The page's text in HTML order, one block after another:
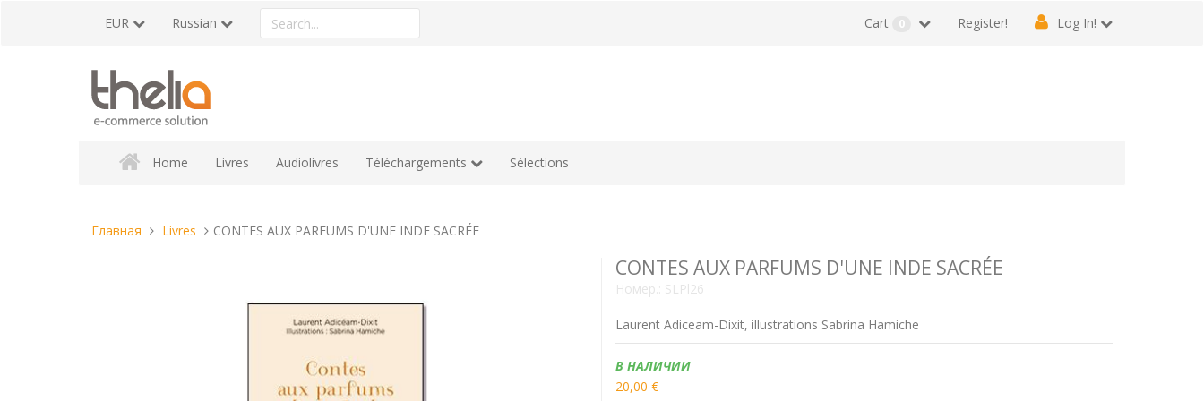
EUR Russian
Search
a
Register! Log In!
Cart 0
Home Livres Audiolivres Téléchargements Sélections
Вы
Главная Livres CONTES AUX PARFUMS D'UNE INDE SACRÉE
CONTES AUX PARFUMS D'UNE INDE SACRÉE
Номер.: SLPl26
Laurent Adiceam-Dixit, illustrations Sabrina Hamiche
Наличие:
В НАЛИЧИИ
20,00 €